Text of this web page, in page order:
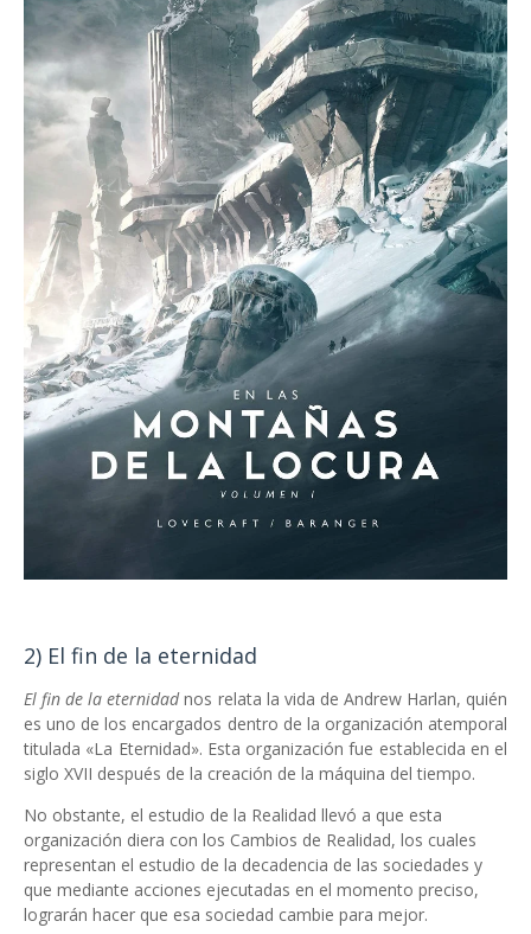
2) El fin de la eternidad
El fin de la eternidadnos relata la vida de Andrew Harlan, quién
es uno de los encargados dentro de la organización atemporal
titulada «La Eternidad». Esta organización fue establecida en el
siglo XVII después de la creación de la máquina del tiempo.
No obstante, el estudio de la Realidad llevó a que esta
organización diera con los Cambios de Realidad, los cuales
representan el estudio de la decadencia de las sociedades y
que mediante acciones ejecutadas en el momento preciso,
lograrán hacer que esa sociedad cambie para mejor.